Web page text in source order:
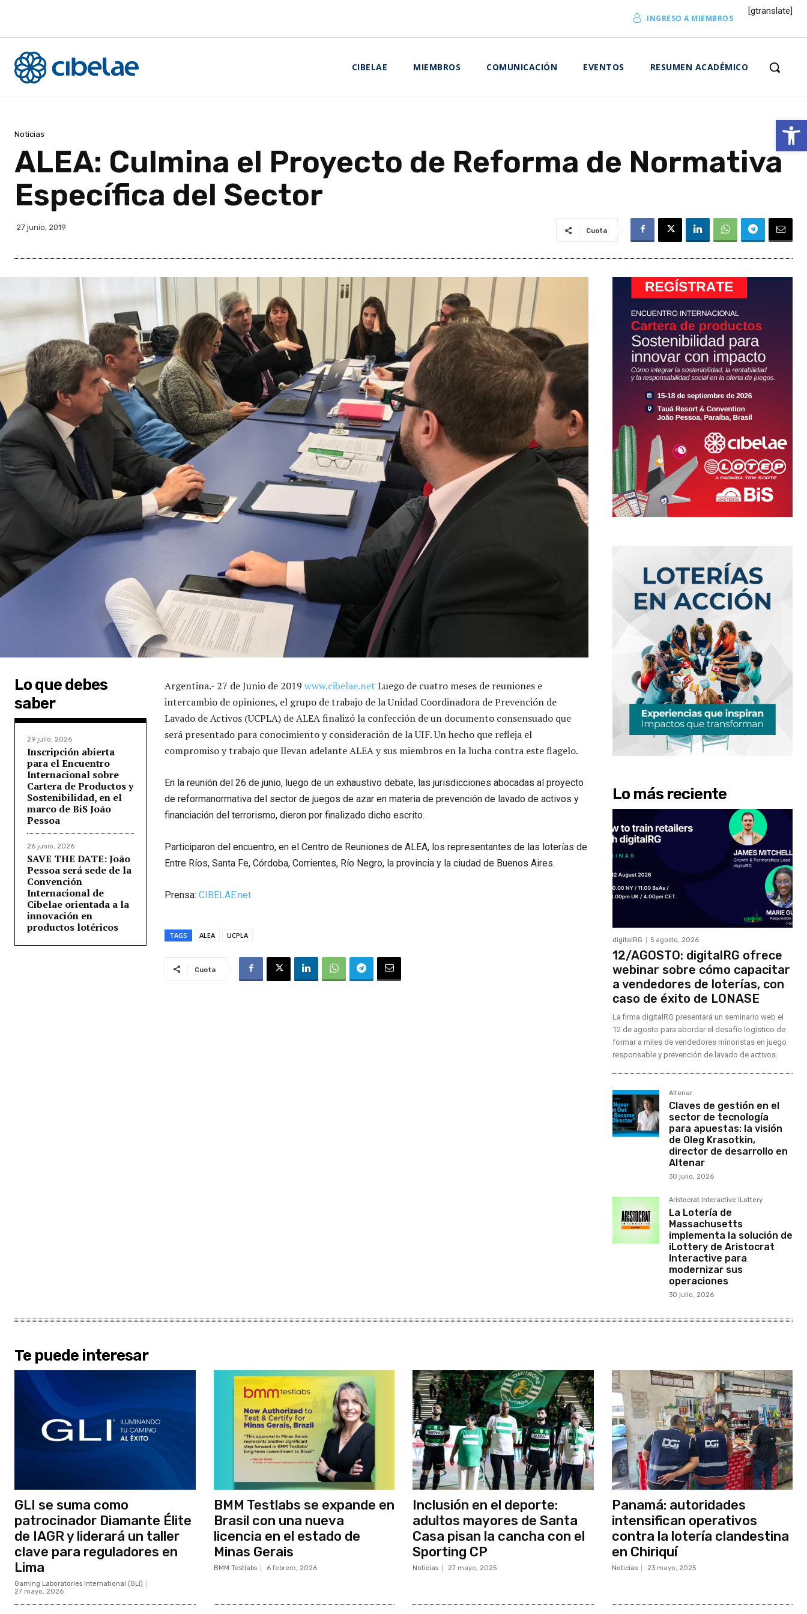
Abrir
INGRESO A MIEMBROS
[gtranslate]
CIBELAE MIEMBROS COMUNICACIÓN EVENTOS RESUMEN ACADÉMICO
Noticias
ALEA: Culmina el Proyecto de Reforma de Normativa
Específica del Sector
27 junio, 2019 Cuota
Lo que debes
saber
29 julio, 2026
Inscripción abierta
para el Encuentro
Internacional sobre
Cartera de Productos y
Sostenibilidad, en el
marco de BiS João
Pessoa
26 junio, 2026
SAVE THE DATE: João
Pessoa será sede de la
Convención
Internacional de
Cibelae orientada a la
innovación en
productos lotéricos
Argentina.- 27 de Junio de 2019 www.cibelae.net Luego de cuatro meses de reuniones e
intercambio de opiniones, el grupo de trabajo de la Unidad Coordinadora de Prevención de
Lavado de Activos (UCPLA) de ALEA finalizó la confección de un documento consensuado que
será presentado para conocimiento y consideración de la UIF. Un hecho que refleja el
compromiso y trabajo que llevan adelante ALEA y sus miembros en la lucha contra este flagelo.
En la reunión del 26 de junio, luego de un exhaustivo debate, las jurisdicciones abocadas al proyecto
de reformanormativa del sector de juegos de azar en materia de prevención de lavado de activos y
financiación del terrorismo, dieron por finalizado dicho escrito.
Participaron del encuentro, en el Centro de Reuniones de ALEA, los representantes de las loterías de
Entre Ríos, Santa Fe, Córdoba, Corrientes, Río Negro, la provincia y la ciudad de Buenos Aires.
Prensa: CIBELAE.net
TAGS ALEA UCPLA
Cuota
Lo más reciente
digitalRG 5 agosto, 2026
12/AGOSTO: digitalRG ofrece
webinar sobre cómo capacitar
a vendedores de loterías, con
caso de éxito de LONASE
La firma digitalRG presentará un seminario web el
12 de agosto para abordar el desafío logístico de
formar a miles de vendedores minoristas en juego
responsable y prevención de lavado de activos.
Altenar
Claves de gestión en el
sector de tecnología
para apuestas: la visión
de Oleg Krasotkin,
director de desarrollo en
Altenar
30 julio, 2026
Aristocrat Interactive iLottery
La Lotería de
Massachusetts
implementa la solución de
iLottery de Aristocrat
Interactive para
modernizar sus
operaciones
30 julio, 2026
Te puede interesar
GLI se suma como
patrocinador Diamante Élite
de IAGR y liderará un taller
clave para reguladores en
Lima
Gaming Laboratories International (GLI)
27 mayo, 2026
BMM Testlabs se expande en
Brasil con una nueva
licencia en el estado de
Minas Gerais
BMM Testlabs 6 febrero, 2026
Inclusión en el deporte:
adultos mayores de Santa
Casa pisan la cancha con el
Sporting CP
Noticias 27 mayo, 2025
Panamá: autoridades
intensifican operativos
contra la lotería clandestina
en Chiriquí
Noticias 23 mayo, 2025